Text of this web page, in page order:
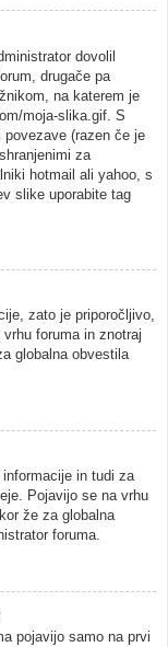
dovolil
drugače pa
na katerem je
moja-slika.gif. S
(razen če je
za
hotmail ali yahoo, s
slike uporabite tag
zato je priporočljivo,
foruma in znotraj
globalna obvestila
in tudi za
Pojavijo se na vrhu
že za globalna
foruma.
pojavijo samo na prvi